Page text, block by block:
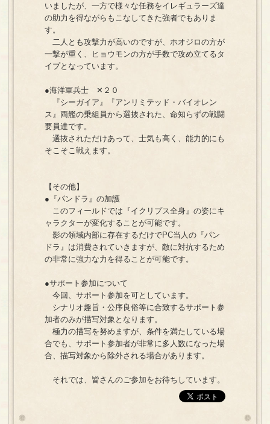
いましたが、一方で様々な任務をイレギュラーズ達
の助力を得ながらもこなしてきた強者でもありま
す。
二人とも攻撃力が高いのですが、ホオジロの方が
一撃が重く、ヒョウモンの方が手数で攻め立てるタ
イプとなっています。
●海洋軍兵士 ✕２０
『シーガイア』『アンリミテッド・バイオレン
ス』両艦の乗組員から選抜された、命知らずの戦闘
要員達です。
選抜されただけあって、士気も高く、能力的にも
そこそこ戦えます。
【その他】
●『パンドラ』の加護
このフィールドでは『イクリプス全身』の姿にキ
ャラクターが変化することが可能です。
影の領域内部に存在するだけでPC当人の『パン
ドラ』は消費されていきますが、敵に対抗するため
の非常に強力な力を得ることが可能です。
●サポート参加について
今回、サポート参加を可としています。
シナリオ趣旨・公序良俗等に合致するサポート参
加者のみが描写対象となります。
極力の描写を努めますが、条件を満たしている場
合でも、サポート参加者が非常に多人数になった場
合、描写対象から除外される場合があります。
それでは、皆さんのご参加をお待ちしています。